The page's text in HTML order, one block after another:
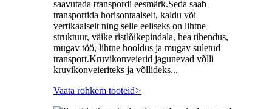
saavutada transpordi eesmärk.Seda saab
transportida horisontaalselt, kaldu või
vertikaalselt ning selle eeliseks on lihtne
struktuur, väike ristlõikepindala, hea tihendus,
mugav töö, lihtne hooldus ja mugav suletud
transport.Kruvikonveierid jagunevad võlli
kruvikonveieriteks ja võllideks...
Vaata rohkem tooteid>